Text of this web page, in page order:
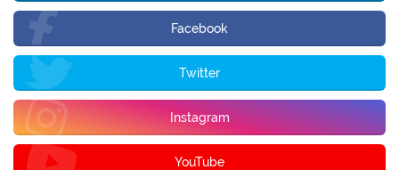
Facebook
Twitter
Instagram
YouTube